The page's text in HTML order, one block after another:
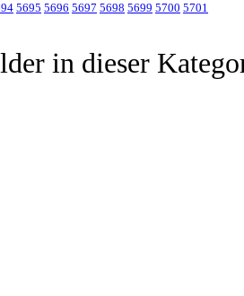
5695 5696 5697 5698 5699 5700 5701
in dieser